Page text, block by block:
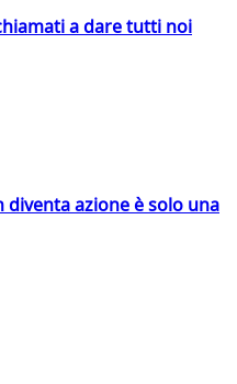
a dare tutti noi
azione è solo una